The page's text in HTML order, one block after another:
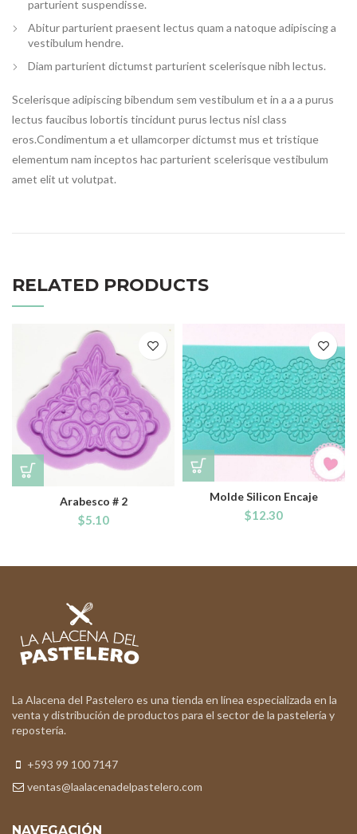
parturient suspendisse.
Abitur parturient praesent lectus quam a natoque adipiscing a
vestibulum hendre.
Diam parturient dictumst parturient scelerisque nibh lectus.
Scelerisque adipiscing bibendum sem vestibulum et in a a a purus
lectus faucibus lobortis tincidunt purus lectus nisl class
eros.Condimentum a et ullamcorper dictumst mus et tristique
elementum nam inceptos hac parturient scelerisque vestibulum
amet elit ut volutpat.
RELATED PRODUCTS
Arabesco # 2
$5.10
Molde Silicon Encaje
$12.30
La Alacena del Pastelero es una tienda en línea especializada en la
venta y distribución de productos para el sector de la pastelería y
repostería.
+593 99 100 7147
ventas@laalacenadelpastelero.com
NAVEGACIÓN